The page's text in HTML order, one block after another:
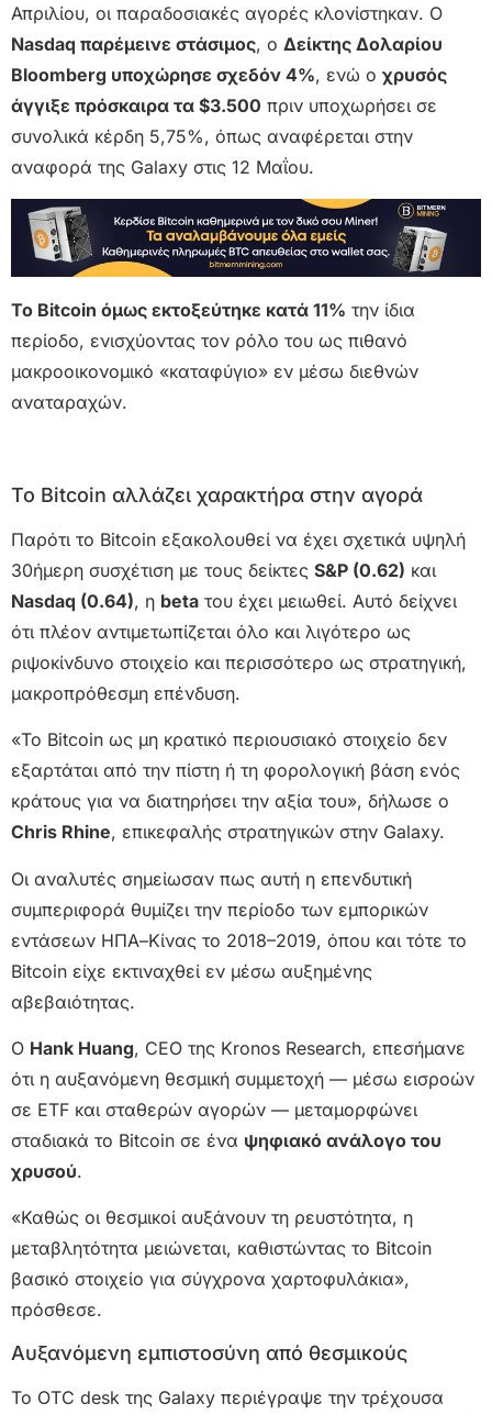
Απριλίου, οι παραδοσιακές αγορές κλονίστηκαν. Ο
Nasdaq παρέμεινε στάσιμος, ο Δείκτης Δολαρίου
Bloomberg υποχώρησε σχεδόν 4%, ενώ ο χρυσός
άγγιξε πρόσκαιρα τα $3.500 πριν υποχωρήσει σε
συνολικά κέρδη 5,75%, όπως αναφέρεται στην
αναφορά της Galaxy στις 12 Μαΐου.
Το Bitcoin όμως εκτοξεύτηκε κατά 11% την ίδια
περίοδο, ενισχύοντας τον ρόλο του ως πιθανό
μακροοικονομικό «καταφύγιο» εν μέσω διεθνών
αναταραχών.
Το Bitcoin αλλάζει χαρακτήρα στην αγορά
Παρότι το Bitcoin εξακολουθεί να έχει σχετικά υψηλή
30ήμερη συσχέτιση με τους δείκτες S&P (0.62) και
Nasdaq (0.64), η beta του έχει μειωθεί. Αυτό δείχνει
ότι πλέον αντιμετωπίζεται όλο και λιγότερο ως
ριψοκίνδυνο στοιχείο και περισσότερο ως στρατηγική,
μακροπρόθεσμη επένδυση.
«Το Bitcoin ως μη κρατικό περιουσιακό στοιχείο δεν
εξαρτάται από την πίστη ή τη φορολογική βάση ενός
κράτους για να διατηρήσει την αξία του», δήλωσε ο
Chris Rhine, επικεφαλής στρατηγικών στην Galaxy.
Οι αναλυτές σημείωσαν πως αυτή η επενδυτική
συμπεριφορά θυμίζει την περίοδο των εμπορικών
εντάσεων ΗΠΑ–Κίνας το 2018–2019, όπου και τότε το
Bitcoin είχε εκτιναχθεί εν μέσω αυξημένης
αβεβαιότητας.
Ο Hank Huang, CEO της Kronos Research, επεσήμανε
ότι η αυξανόμενη θεσμική συμμετοχή — μέσω εισροών
σε ETF και σταθερών αγορών — μεταμορφώνει
σταδιακά το Bitcoin σε ένα ψηφιακό ανάλογο του
χρυσού.
«Καθώς οι θεσμικοί αυξάνουν τη ρευστότητα, η
μεταβλητότητα μειώνεται, καθιστώντας το Bitcoin
βασικό στοιχείο για σύγχρονα χαρτοφυλάκια»,
πρόσθεσε.
Αυξανόμενη εμπιστοσύνη από θεσμικούς
Το OTC desk της Galaxy περιέγραψε την τρέχουσα